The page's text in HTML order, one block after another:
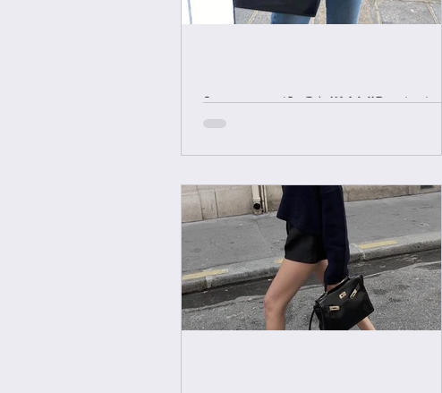
[중요공지] ONLY VIP 샤넬 +
에르메스 올수공